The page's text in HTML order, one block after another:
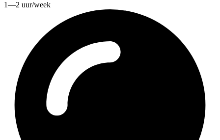
1—2 uur/week